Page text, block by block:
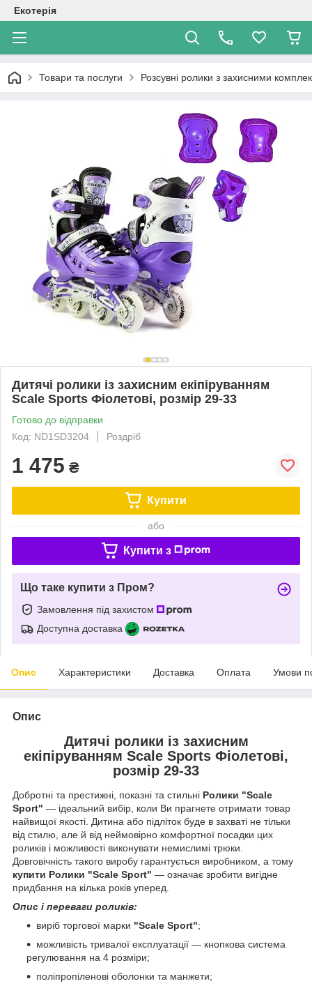
Екотерія
Товари та послуги Розсувні ролики з захисними
Дитячі ролики із захисним екіпіруванням
Scale Sports Фіолетові, розмір 29-33
Готово до відправки
Код: ND1SD3204
Роздріб
1 475 ₴
Купити
або
Купити з
Що таке купити з Пром?
Замовлення під захистом
Доступна доставка
Опис Характеристики Доставка Оплата Умови
Опис
Дитячі ролики із захисним
екіпіруванням Scale Sports Фіолетові,
розмір 29-33
Добротні та престижні, показні та стильні Ролики "Scale
Sport" — ідеальний вибір, коли Ви прагнете отримати товар
найвищої якості. Дитина або підліток буде в захваті не тільки
від стилю, але й від неймовірно комфортної посадки цих
роликів і можливості виконувати немислимі трюки.
Довговічність такого виробу гарантується виробником, а тому
купити Ролики "Scale Sport" — означає зробити вигідне
придбання на кілька років уперед.
Опис і переваги роликів:
виріб торгової марки "Scale Sport";
можливість тривалої експлуатації — кнопкова система
регулювання на 4 розміри;
поліпропіленові оболонки та манжети;